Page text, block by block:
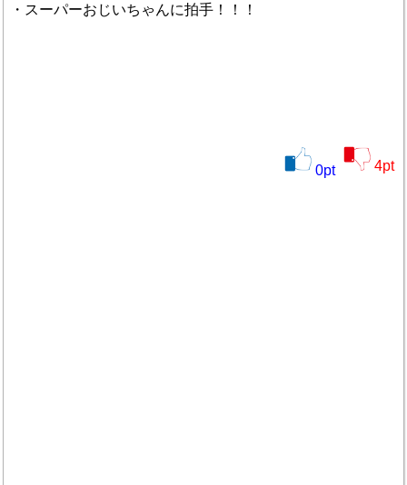
・スーパーおじいちゃんに拍手！！！
0pt 4pt